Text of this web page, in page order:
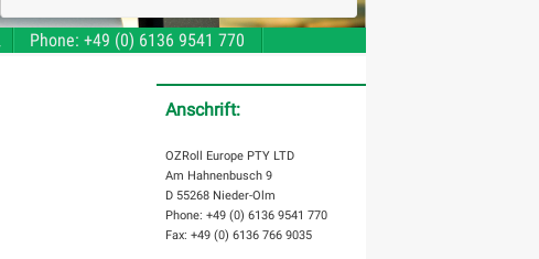
Phone: +49 (0) 6136 9541 770
Anschrift:
OZRoll Europe PTY LTD
Am Hahnenbusch 9
D 55268 Nieder-Olm
Phone: +49 (0) 6136 9541 770
Fax: +49 (0) 6136 766 9035